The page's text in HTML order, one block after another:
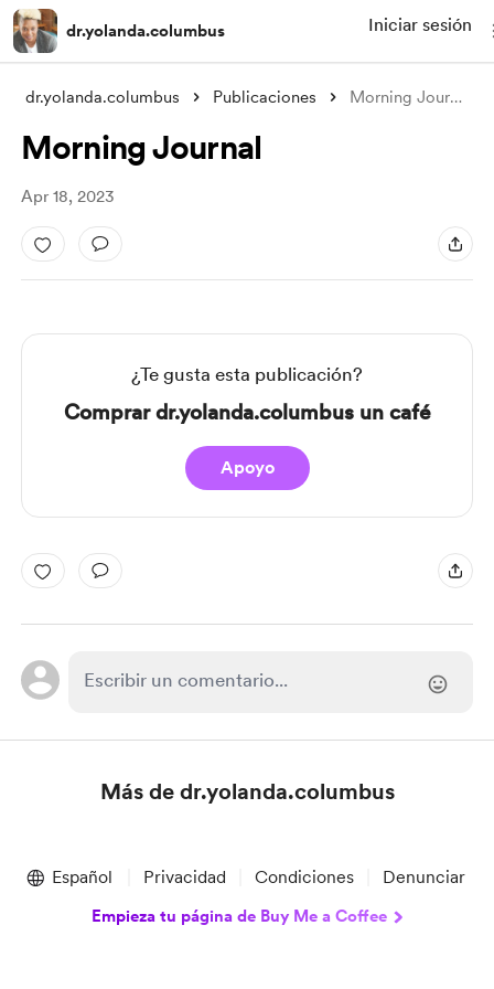
dr.yolanda.columbus Iniciar sesión
dr.yolanda.columbus Publicaciones Morning Journal
Morning Journal
Apr 18, 2023
¿Te gusta esta publicación?
Comprar dr.yolanda.columbus un café
Apoyo
Más de dr.yolanda.columbus
of
Español Privacidad Condiciones Denunciar
Empieza tu página de Buy Me a Coffee